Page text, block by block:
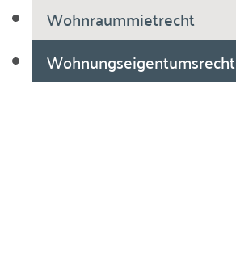
Wohnraummietrecht
Wohnungseigentumsrecht